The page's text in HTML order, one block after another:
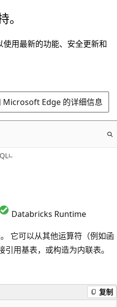
用最新的功能、安全更新和
Edge 的详细信息
Databricks Runtime
它可以从其他运算符（例如函
用基表，或构造为内联表。
复制